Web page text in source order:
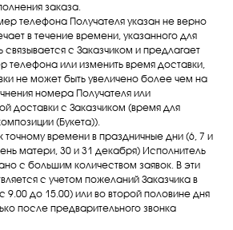
заказа.
телефона Получателя указан не верно
в течение времени, указанного для
связывается с Заказчиком и предлагает
телефона или изменить время доставки,
не может быть увеличено более чем на
номера Получателя или
доставки с Заказчиком (время для
(Букета)).
точному времени в праздничные дни (6, 7 и
матери, 30 и 31 декабря) Исполнитель
с большим количеством заявок. В эти
с учетом пожеланий Заказчика в
9.00 до 15.00) или во второй половине дня
после предварительного звонка